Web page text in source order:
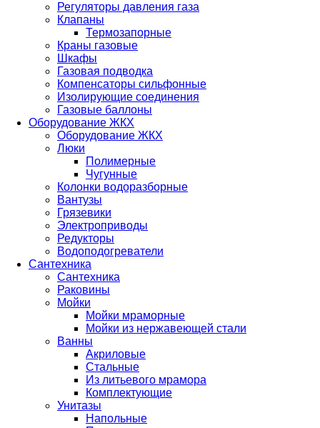
Регуляторы давления газа
Клапаны
Термозапорные
Краны газовые
Шкафы
Газовая подводка
Компенсаторы сильфонные
Изолирующие соединения
Газовые баллоны
Оборудование ЖКХ
Оборудование ЖКХ
Люки
Полимерные
Чугунные
Колонки водоразборные
Вантузы
Грязевики
Электроприводы
Редукторы
Водоподогреватели
Сантехника
Сантехника
Раковины
Мойки
Мойки мраморные
Мойки из нержавеющей стали
Ванны
Акриловые
Стальные
Из литьевого мрамора
Комплектующие
Унитазы
Напольные